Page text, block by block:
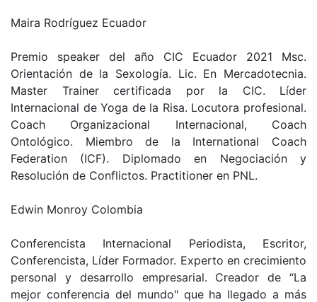
Maira Rodríguez Ecuador
Premio speaker del año CIC Ecuador 2021 Msc.
Orientación de la Sexología. Lic. En Mercadotecnia.
Master Trainer certificada por la CIC. Líder
Internacional de Yoga de la Risa. Locutora profesional.
Coach Organizacional Internacional, Coach
Ontológico. Miembro de la International Coach
Federation (ICF). Diplomado en Negociación y
Resolución de Conflictos. Practitioner en PNL.
Edwin Monroy Colombia
Conferencista Internacional Periodista, Escritor,
Conferencista, Líder Formador. Experto en crecimiento
personal y desarrollo empresarial. Creador de “La
mejor conferencia del mundo" que ha llegado a más